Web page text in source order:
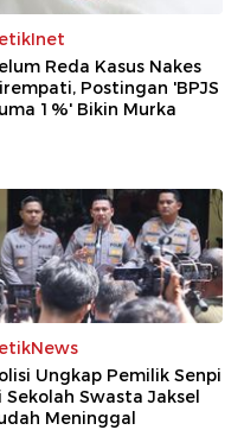
Reda Kasus Nakes
Postingan 'BPJS
1%' Bikin Murka
Ungkap Pemilik Senpi
Sekolah Swasta Jaksel
Meninggal